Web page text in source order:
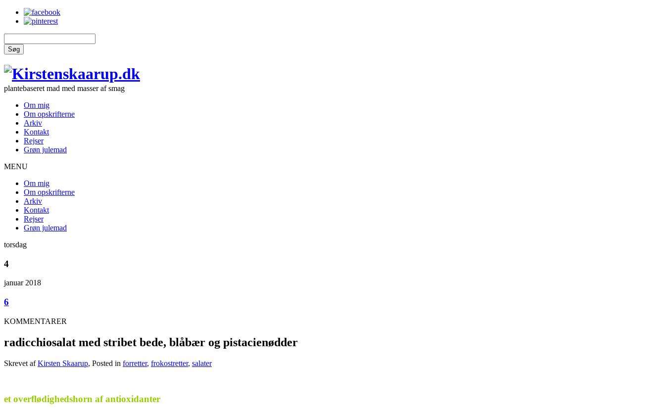
Søg
plantebaseret mad med masser af smag
Om mig
Om opskrifterne
Arkiv
Kontakt
Rejser
Grøn julemad
MENU
Om mig
Om opskrifterne
Arkiv
Kontakt
Rejser
Grøn julemad
torsdag
4
januar 2018
6
KOMMENTARER
radicchiosalat med stribet bede, blåbær og pistacienødder
Skrevet afKirsten Skaarup, Posted in forretter, frokostretter, salater
et overflødighedshorn af antioxidanter